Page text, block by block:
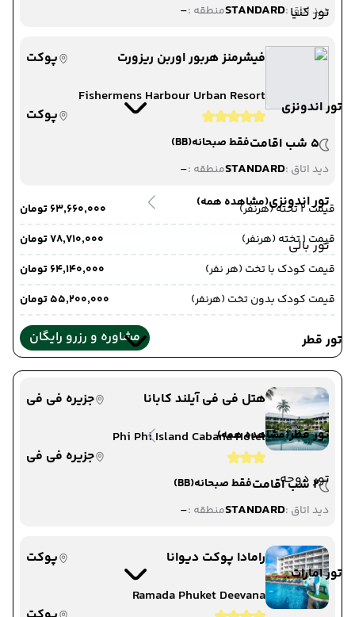
تور کنیا
تور اندونزی
تور اندونزی(مشاهده همه)
تور بالی
تور قطر
تور قطر(مشاهده همه)
تور دوحه
تور امارات
دید اتاق :STANDARDمنطقه :-
فیشرمنز هربور اوربن ریزورت
پوکت
Fishermens Harbour Urban Resort
پوکت
5 شب اقامت
فقط صبحانه(BB)
دید اتاق :STANDARDمنطقه :-
قیمت 2 تخته (هرنفر)
۶۳٬۶۶۰٬۰۰۰ تومان
قیمت 1 تخته (هرنفر)
۷۸٬۷۱۰٬۰۰۰ تومان
قیمت کودک با تخت (هر نفر)
۶۴٬۱۴۰٬۰۰۰ تومان
قیمت کودک بدون تخت (هرنفر)
۵۵٬۲۰۰٬۰۰۰ تومان
مشاوره و رزرو رایگان
هتل فی فی آیلند کابانا
جزیره فی فی
Phi Phi Island Cabana Hotel
جزیره فی فی
2 شب اقامت
فقط صبحانه(BB)
دید اتاق :STANDARDمنطقه :-
رامادا پوکت دیوانا
پوکت
Ramada Phuket Deevana